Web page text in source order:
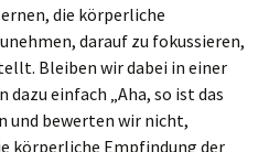
die körperliche
darauf zu fokussieren,
Bleiben wir dabei in einer
einfach „Aha, so ist das
und bewerten wir nicht,
körperliche Empfindung der